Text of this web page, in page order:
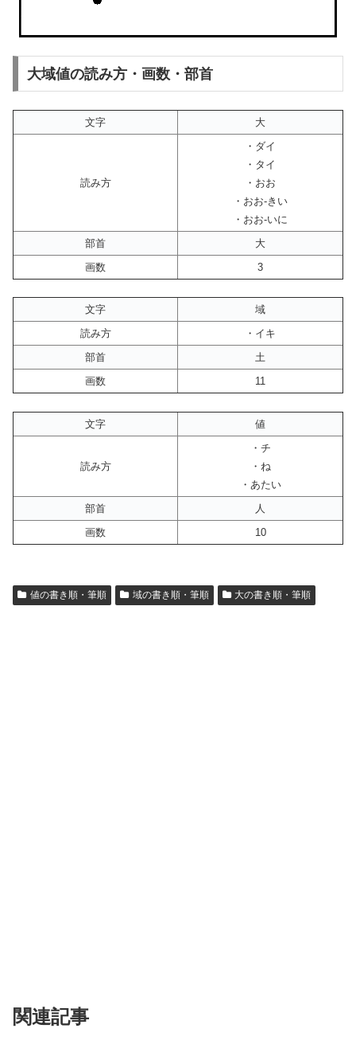
大域値の読み方・画数・部首
文字 大
読み方
・ダイ
・タイ
・おお
・おお-きい
・おお-いに
部首
大
画数
3
文字
域
読み方
・イキ
部首
土
画数
11
文字 値
読み方
・チ
・ね
・あたい
部首
人
画数
10
値の書き順・筆順 域の書き順・筆順 大の書き順・筆順
関連記事